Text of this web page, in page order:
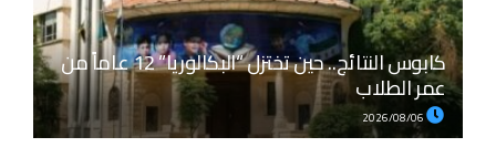
كابوس النتائج.. حين تختزل “البكالوريا” 12 عاماً من
عمر الطلاب